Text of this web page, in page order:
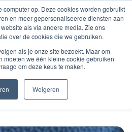
computer op. Deze cookies worden gebruikt
en meer gepersonaliseerde diensten aan
als via andere media. Zie ons
over de cookies die we gebruiken.
als je onze site bezoekt. Maar om
moeten we één kleine cookie gebruiken
om deze keus te maken.
Weigeren
Zitschalenleer